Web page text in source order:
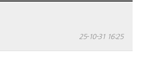
25-10-31 16:25